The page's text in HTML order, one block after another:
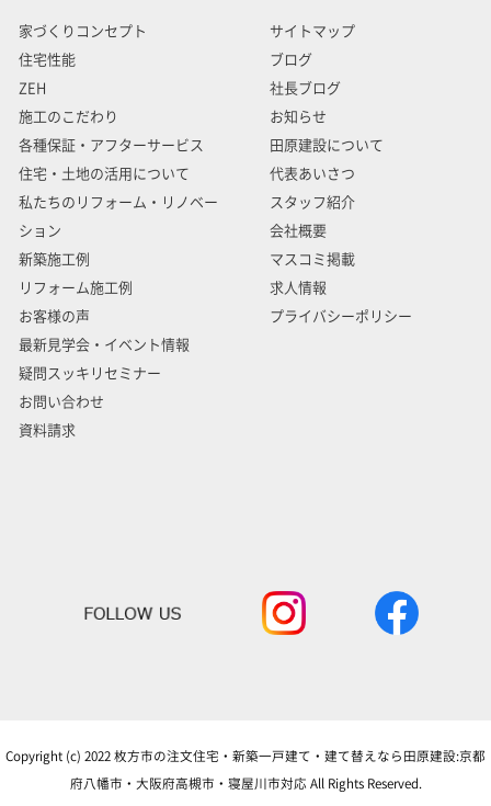
家づくりコンセプト
住宅性能
ZEH
施工のこだわり
各種保証・アフターサービス
住宅・土地の活用について
私たちのリフォーム・リノベー
ション
新築施工例
リフォーム施工例
お客様の声
最新見学会・イベント情報
疑問スッキリセミナー
お問い合わせ
資料請求
サイトマップ
ブログ
社長ブログ
お知らせ
田原建設について
代表あいさつ
スタッフ紹介
会社概要
マスコミ掲載
求人情報
プライバシーポリシー
Copyright (c) 2022 枚方市の注文住宅・新築一戸建て・建て替えなら田原建設:京都
府八幡市・大阪府高槻市・寝屋川市対応 All Rights Reserved.